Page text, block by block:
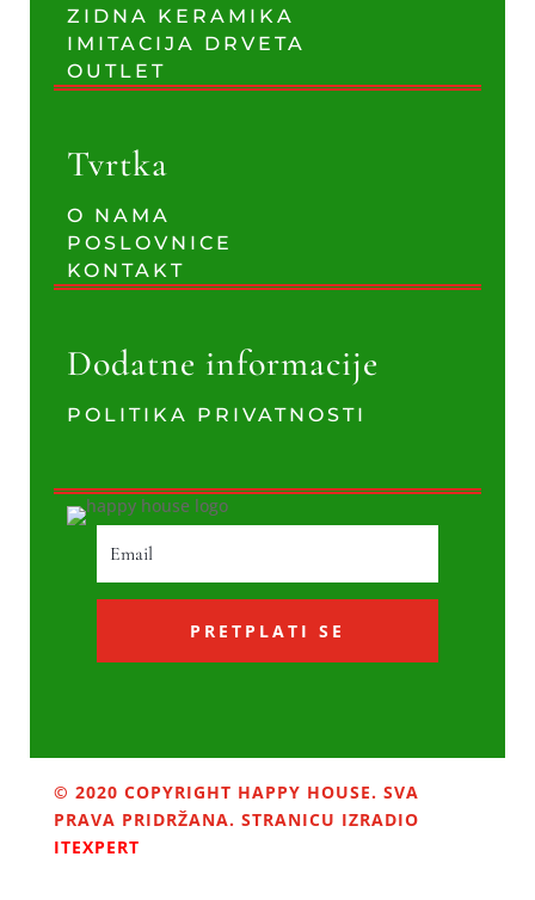
ZIDNA KERAMIKA
IMITACIJA DRVETA
OUTLET
Tvrtka
O NAMA
POSLOVNICE
KONTAKT
Dodatne informacije
POLITIKA PRIVATNOSTI
PRETPLATI SE
© 2020 COPYRIGHT HAPPY HOUSE. SVA
PRAVA PRIDRŽANA. STRANICU IZRADIO
ITEXPERT